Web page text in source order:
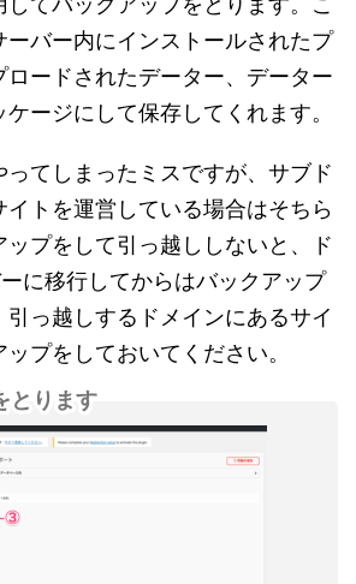
ーバー内にインストールされたプ
ロードされたデーター、データー
ージにして保存してくれます。
ってしまったミスですが、サブド
イトを運営している場合はそちら
ップをして引っ越ししないと、ド
に移行してからはバックアップ
っ越しするドメインにあるサイ
ップをしておいてください。
とります